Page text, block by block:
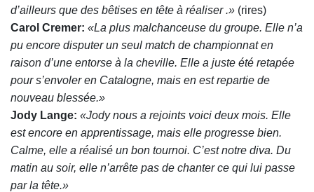
d’ailleurs que des bêtises en tête à réaliser.» (rires)
Carol Cremer: «La plus malchanceuse du groupe. Elle n’a
pu encore disputer un seul match de championnat en
raison d’une entorse à la cheville. Elle a juste été retapée
pour s’envoler en Catalogne, mais en est repartie de
nouveau blessée.»
Jody Lange: «Jody nous a rejoints voici deux mois. Elle
est encore en apprentissage, mais elle progresse bien.
Calme, elle a réalisé un bon tournoi. C’est notre diva. Du
matin au soir, elle n’arrête pas de chanter ce qui lui passe
par la tête.»